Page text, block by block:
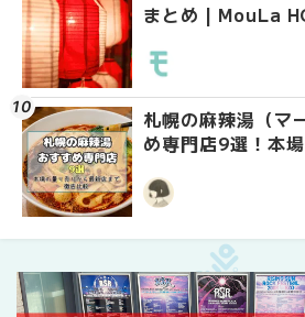
まとめ | MouLa
札幌の麻辣湯（マ
め専門店9選！本
新店まで徹底比
HOKKAIDO